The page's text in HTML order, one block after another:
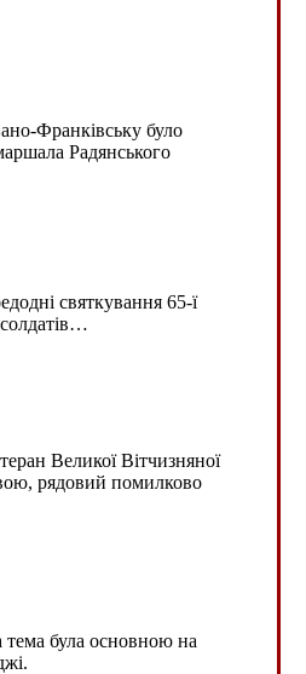
Франківську було
Радянського
святкування 65-ї
Великої Вітчизняної
рядовий помилково
тема була основною на